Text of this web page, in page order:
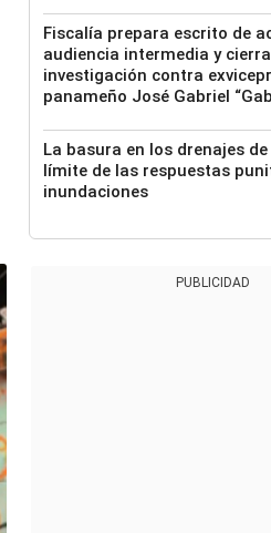
Fiscalía prepara escrito de
audiencia intermedia y cierra
investigación contra
panameño José Gabriel
La basura en los drenajes
límite de las respuestas
inundaciones
PUBLICIDAD